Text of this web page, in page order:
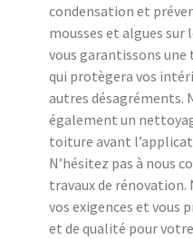
condensation et
mousses et algues sur
vous garantissons
qui protègera vos
autres désagréments.
également un
toiture avant
N’hésitez pas à nous
travaux de rénovation.
vos exigences et vous
et de qualité pour